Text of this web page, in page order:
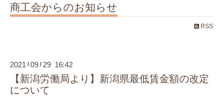
商工会からのお知らせ
RSS
2021 /09 / 29 16:42
【新潟労働局より】新潟県最低賃金額の改定
について